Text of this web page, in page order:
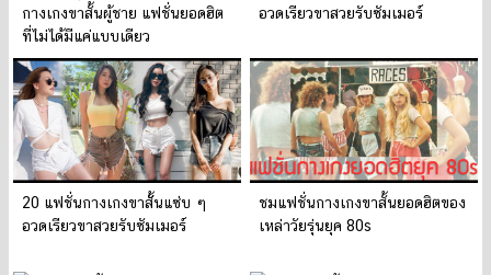
กางเกงขาสั้นผู้ชาย แฟชั่นยอดฮิต
ที่ไม่ได้มีแค่แบบเดียว
อวดเรียวขาสวยรับซัมเมอร์
20 แฟชั่นกางเกงขาสัั้นแซ่บ ๆ
อวดเรียวขาสวยรับซัมเมอร์
ชมแฟชั่นกางเกงขาสั้นยอดฮิตของ
เหล่าวัยรุ่นยุค 80s